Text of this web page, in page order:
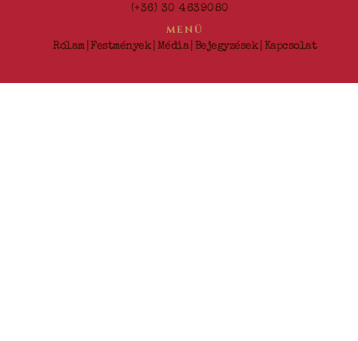
(+36) 30 4639080
MENÜ
Rólam|Festmények| Média| Bejegyzések| Kapcsolat